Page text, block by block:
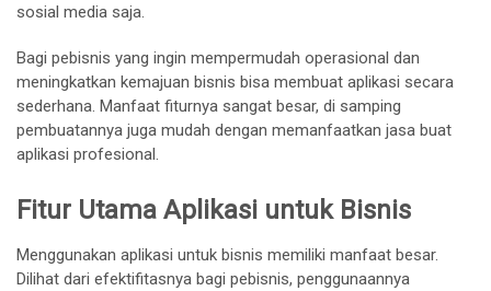
sosial media saja.
Bagi pebisnis yang ingin mempermudah operasional dan
meningkatkan kemajuan bisnis bisa membuat aplikasi secara
sederhana. Manfaat fiturnya sangat besar, di samping
pembuatannya juga mudah dengan memanfaatkan jasa buat
aplikasi profesional.
Fitur Utama Aplikasi untuk Bisnis
Menggunakan aplikasi untuk bisnis memiliki manfaat besar.
Dilihat dari efektifitasnya bagi pebisnis, penggunaannya